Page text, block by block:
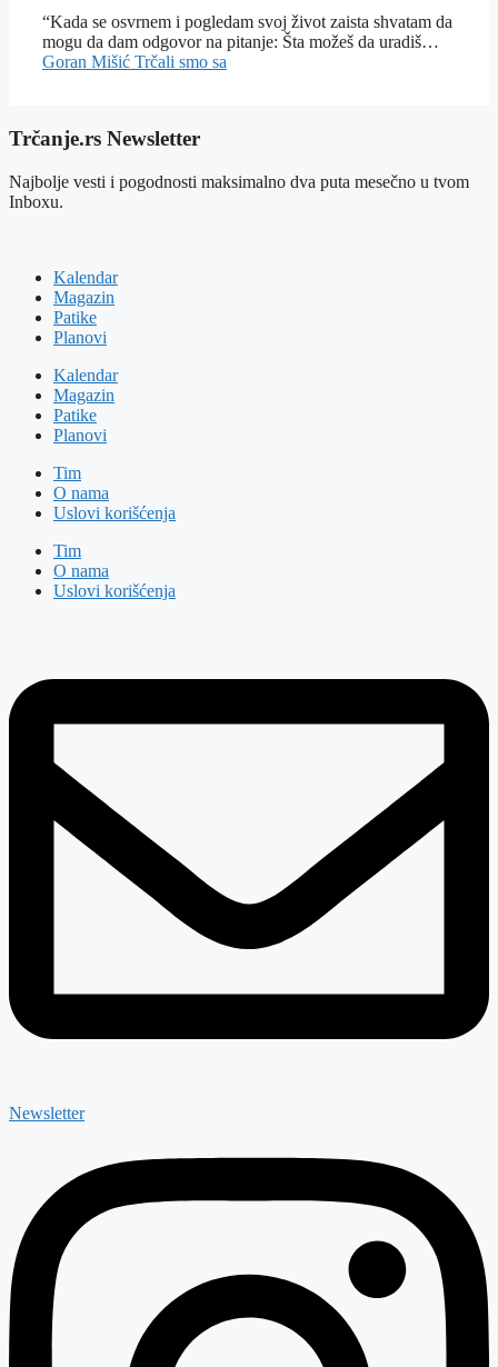
“Kada se osvrnem i pogledam svoj život zaista shvatam da
mogu da dam odgovor na pitanje: Šta možeš da uradiš…
Goran Mišić Trčali smo sa
Trčanje.rs Newsletter
Najbolje vesti i pogodnosti maksimalno dva puta mesečno u tvom
Inboxu.
Kalendar
Magazin
Patike
Planovi
Kalendar
Magazin
Patike
Planovi
Tim
O nama
Uslovi korišćenja
Tim
O nama
Uslovi korišćenja
Newsletter